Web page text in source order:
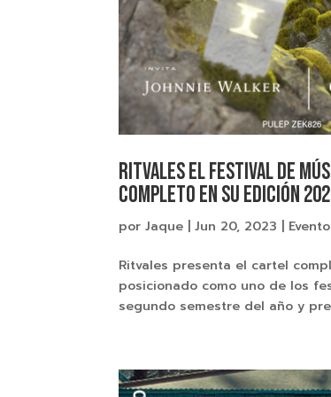
Ritvales el festival de
completo en su edición
porJaque |Jun 20, 2023 |
Ritvales presenta el cartel
posicionado como uno de los
segundo semestre del año y